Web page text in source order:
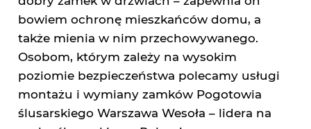
bowiem ochronę mieszkańców domu, a
także mienia w nim przechowywanego.
Osobom, którym zależy na wysokim
poziomie bezpieczeństwa polecamy usługi
montażu i wymiany zamków Pogotowia
ślusarskiego Warszawa Wesoła – lidera na